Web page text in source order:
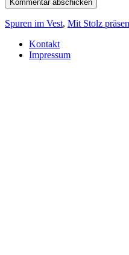
Spuren im Vest, Mit Stolz
Kontakt
Impressum